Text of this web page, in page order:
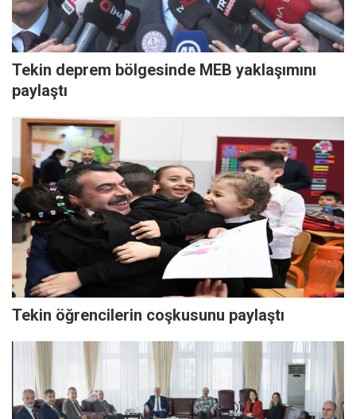
Tekin deprem bölgesinde MEB yaklaşımını
paylaştı
Tekin öğrencilerin coşkusunu paylaştı